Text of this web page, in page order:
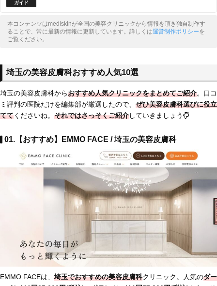
本コンテンツはmediskinが全国の美容クリニックから情報を頂き独自制作す
ることで、常に最新の情報に更新しています。詳しくは運営制作ポリシーを
ご覧ください。
埼玉の美容皮膚科おすすめ人気10選
埼玉の美容皮膚科からおすすめ人気クリニックをまとめてご紹介。口コ
ミ評判の医院だけを編集部が厳選したので、 ぜひ美容皮膚科選びに役立
ててくださいね。 それではさっそくご紹介していきましょう
01.【おすすめ】EMMO FACE / 埼玉の美容皮膚科
EMMO FACEは、 埼玉でおすすめの美容皮膚科クリニック。人気のダー